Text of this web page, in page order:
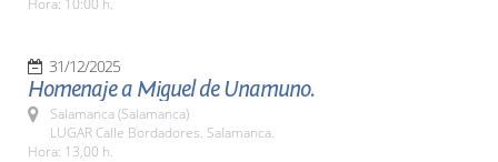
Hora: 10:00 h.
31/12/2025
Homenaje a Miguel de Unamuno.
Salamanca (Salamanca)
LUGAR Calle Bordadores. Salamanca.
Hora: 13,00 h.